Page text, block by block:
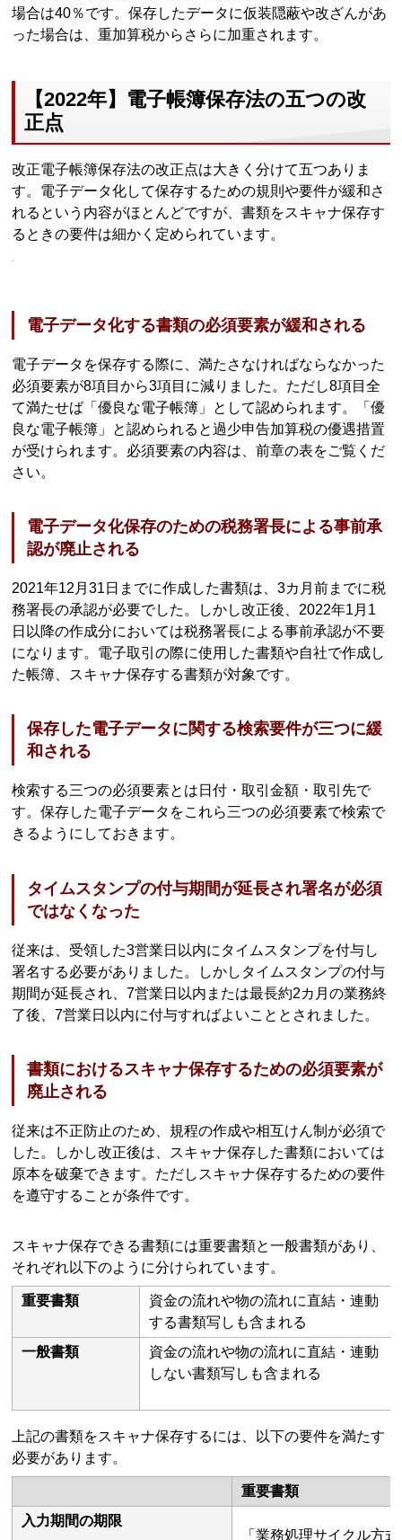
場合は40％です。保存したデータに仮装隠蔽や改ざんがあ
った場合は、重加算税からさらに加重されます。
【2022年】電子帳簿保存法の五つの改
正点
改正電子帳簿保存法の改正点は大きく分けて五つありま
す。電子データ化して保存するための規則や要件が緩和さ
れるという内容がほとんどですが、書類をスキャナ保存す
るときの要件は細かく定められています。
電子データ化する書類の必須要素が緩和される
電子データを保存する際に、満たさなければならなかった
必須要素が8項目から3項目に減りました。ただし8項目全
て満たせば「優良な電子帳簿」として認められます。「優
良な電子帳簿」と認められると過少申告加算税の優遇措置
が受けられます。必須要素の内容は、前章の表をご覧くだ
さい。
電子データ化保存のための税務署長による事前承
認が廃止される
2021年12月31日までに作成した書類は、3カ月前までに税
務署長の承認が必要でした。しかし改正後、2022年1月1
日以降の作成分においては税務署長による事前承認が不要
になります。電子取引の際に使用した書類や自社で作成し
た帳簿、スキャナ保存する書類が対象です。
保存した電子データに関する検索要件が三つに緩
和される
検索する三つの必須要素とは日付・取引金額・取引先で
す。保存した電子データをこれら三つの必須要素で検索で
きるようにしておきます。
タイムスタンプの付与期間が延長され署名が必須
ではなくなった
従来は、受領した3営業日以内にタイムスタンプを付与し
署名する必要がありました。しかしタイムスタンプの付与
期間が延長され、7営業日以内または最長約2カ月の業務終
了後、7営業日以内に付与すればよいこととされました。
書類におけるスキャナ保存するための必須要素が
廃止される
従来は不正防止のため、規程の作成や相互けん制が必須で
した。しかし改正後は、スキャナ保存した書類においては
原本を破棄できます。ただしスキャナ保存するための要件
を遵守することが条件です。
スキャナ保存できる書類には重要書類と一般書類があり、
それぞれ以下のように分けられています。
重要書類
資金の流れや物の流れに直結・連動
する書類写しも含まれる
一般書類
資金の流れや物の流れに直結・連動
しない書類写しも含まれる
上記の書類をスキャナ保存するには、以下の要件を満たす
必要があります。
重要書類
入力期間の期限
「業務処理サイクル方